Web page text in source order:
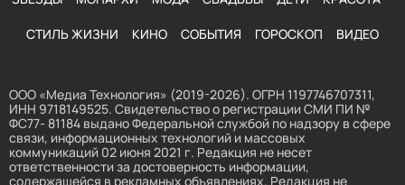
СТИЛЬ ЖИЗНИ КИНО СОБЫТИЯ ГОРОСКОП ВИДЕО
ООО «Медиа Технология» (2019-2026). ОГРН 1197746707311,
ИНН 9718149525. Свидетельство о регистрации СМИ ПИ №
ФС77- 81184 выдано Федеральной службой по надзору в сфере
связи, информационных технологий и массовых
коммуникаций 02 июня 2021 г. Редакция не несет
ответственности за достоверность информации,
содержащейся в рекламных объявлениях. Редакция не